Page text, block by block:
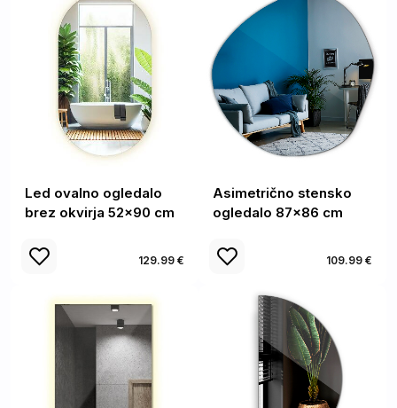
Led ovalno ogledalo
brez okvirja 52x90 cm
129.99 €
Asimetrično stensko
ogledalo 87x86 cm
109.99 €